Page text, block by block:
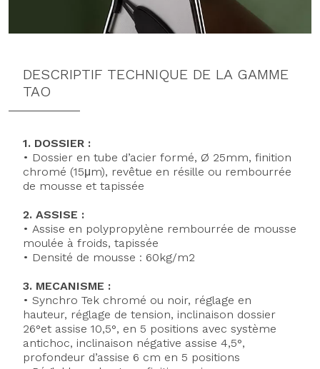
DESCRIPTIF TECHNIQUE DE LA GAMME
TAO
1. DOSSIER :
• Dossier en tube d’acier formé, Ø 25mm, finition
chromé (15μm), revêtue en résille ou rembourrée
de mousse et tapissée
2. ASSISE :
• Assise en polypropylène rembourrée de mousse
moulée à froids, tapissée
• Densité de mousse : 60kg/m2
3. MECANISME :
• Synchro Tek chromé ou noir, réglage en
hauteur, réglage de tension, inclinaison dossier
26°et assise 10,5°, en 5 positions avec système
antichoc, inclinaison négative assise 4,5°,
profondeur d’assise 6 cm en 5 positions